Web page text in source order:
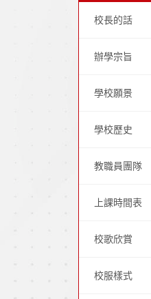
校長的話
辦學宗旨
學校願景
學校歷史
教職員團隊
上課時間表
校歌欣賞
校服樣式